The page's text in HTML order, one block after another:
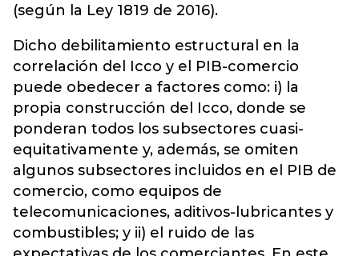
(según la Ley 1819 de 2016).
Dicho debilitamiento estructural en la
correlación del Icco y el PIB-comercio
puede obedecer a factores como: i) la
propia construcción del Icco, donde se
ponderan todos los subsectores cuasi-
equitativamente y, además, se omiten
algunos subsectores incluidos en el PIB de
comercio, como equipos de
telecomunicaciones, aditivos-lubricantes y
combustibles; y ii) el ruido de las